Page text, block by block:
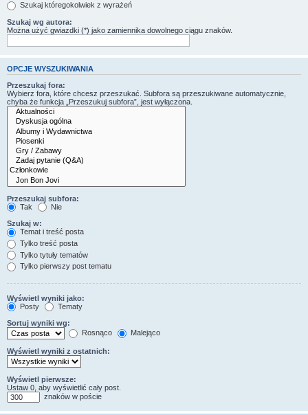
Szukaj któregokolwiek z wyrażeń
Szukaj wg autora:
Można użyć gwiazdki (*) jako zamiennika dowolnego ciągu znaków.
OPCJE WYSZUKIWANIA
Przeszukaj fora:
Wybierz fora, które chcesz przeszukać. Subfora są przeszukiwane automatycznie,
chyba że funkcja „Przeszukuj subfora”, jest wyłączona.
Przeszukaj subfora:
Tak
Nie
Szukaj w:
Temat i treść posta
Tylko treść posta
Tylko tytuły tematów
Tylko pierwszy post tematu
Wyświetl wyniki jako:
Posty
Tematy
Sortuj wyniki wg:
Rosnąco
Malejąco
Wyświetl wyniki z ostatnich:
Wyświetl pierwsze:
Ustaw 0, aby wyświetlić cały post.
znaków w poście